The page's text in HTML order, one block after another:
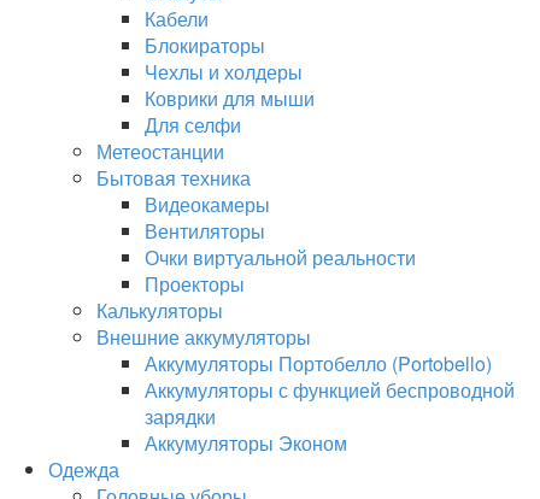
Кабели
Блокираторы
Чехлы и холдеры
Коврики для мыши
Для селфи
Метеостанции
Бытовая техника
Видеокамеры
Вентиляторы
Очки виртуальной реальности
Проекторы
Калькуляторы
Внешние аккумуляторы
Аккумуляторы Портобелло (Portobello)
Аккумуляторы с функцией беспроводной
зарядки
Аккумуляторы Эконом
Одежда